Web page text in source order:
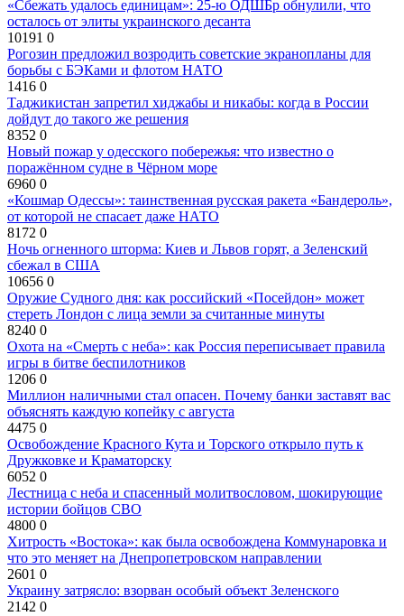
«Сбежать удалось единицам»: 25-ю ОДШБр обнулили, что
осталось от элиты украинского десанта
10191 0
Рогозин предложил возродить советские экранопланы для
борьбы с БЭКами и флотом НАТО
1416 0
Таджикистан запретил хиджабы и никабы: когда в России
дойдут до такого же решения
8352 0
Новый пожар у одесского побережья: что известно о
поражённом судне в Чёрном море
6960 0
«Кошмар Одессы»: таинственная русская ракета «Бандероль»,
от которой не спасает даже НАТО
8172 0
Ночь огненного шторма: Киев и Львов горят, а Зеленский
сбежал в США
10656 0
Оружие Судного дня: как российский «Посейдон» может
стереть Лондон с лица земли за считанные минуты
8240 0
Охота на «Смерть с неба»: как Россия переписывает правила
игры в битве беспилотников
1206 0
Миллион наличными стал опасен. Почему банки заставят вас
объяснять каждую копейку с августа
4475 0
Освобождение Красного Кута и Торского открыло путь к
Дружковке и Краматорску
6052 0
Лестница с неба и спасенный молитвословом, шокирующие
истории бойцов СВО
4800 0
Хитрость «Востока»: как была освобождена Коммунаровка и
что это меняет на Днепропетровском направлении
2601 0
Украину затрясло: взорван особый объект Зеленского
2142 0